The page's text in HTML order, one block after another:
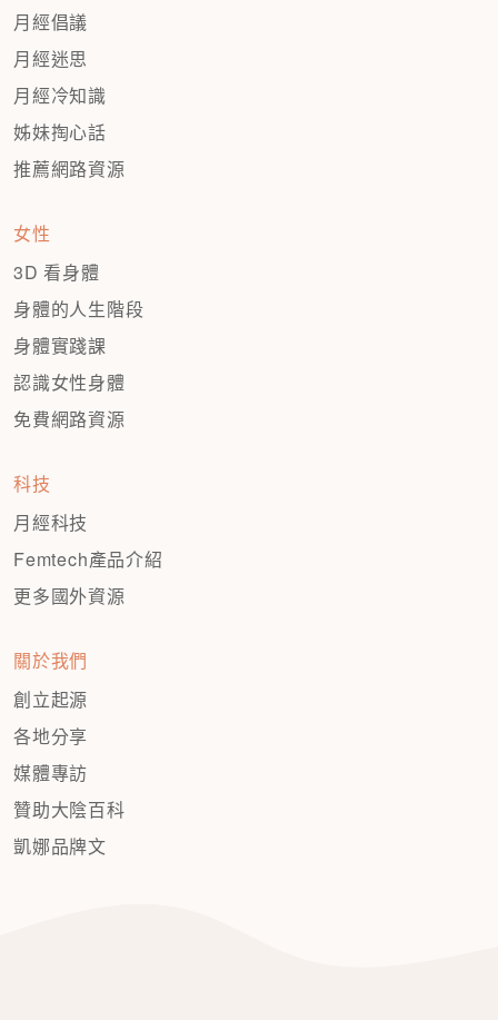
月經倡議
月經迷思
月經冷知識
姊妹掏心話
推薦網路資源
女性
3D 看身體
身體的人生階段
身體實踐課
認識女性身體
免費網路資源
科技
月經科技
Femtech產品介紹
更多國外資源
關於我們
創立起源
各地分享
媒體專訪
贊助大陰百科
凱娜品牌文